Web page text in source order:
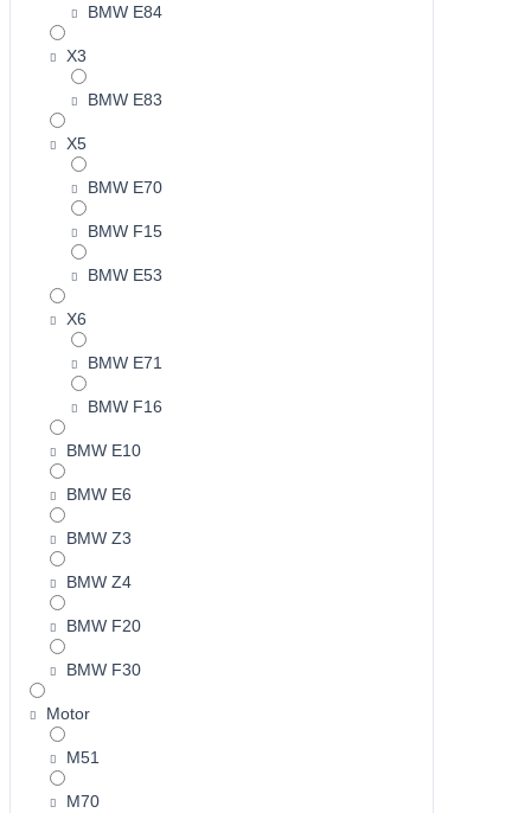
BMW E84
X3
BMW E83
X5
BMW E70
BMW F15
BMW E53
X6
BMW E71
BMW F16
BMW E10
BMW E6
BMW Z3
BMW Z4
BMW F20
BMW F30
Motor
M51
M70